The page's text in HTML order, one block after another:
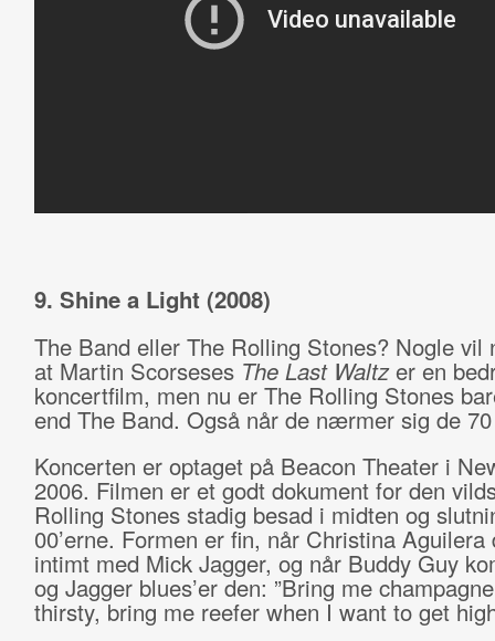
9. Shine a Light (2008)
The Band eller The Rolling Stones? Nogle vil
at Martin Scorseses The Last Waltzer en
koncertfilm, men nu er The Rolling Stones
end The Band. Også når de nærmer sig de
Koncerten er optaget på Beacon Theater i
2006. Filmen er et godt dokument for den
Rolling Stones stadig besad i midten og
00’erne. Formen er fin, når Christina Aguilera
intimt med Mick Jagger, og når Buddy Guy
og Jagger blues’er den: ”Bring me
thirsty, bring me reefer when I want to get